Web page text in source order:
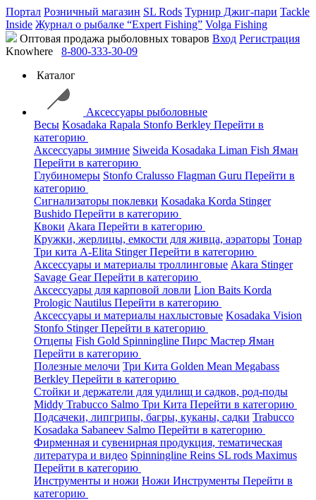
Портал Розничный магазин SL Rods Турнир Джиг-пари Tackle
Inside Журнал о рыбалке “Expert Fishing” Volga Fishing
Оптовая продажа рыболовных товаров Вход Регистрация
Knowhere
8-800-333-30-09
Каталог
Аксессуары рыболовные
Весы Kosadaka Rapala Stonfo Berkley Перейти в
категорию
Аксессуары зимние Siweida Kosadaka Liman Fish Яман
Перейти в категорию
Глубиномеры Stonfo Cralusso Flagman Guru Перейти в
категорию
Сигнализаторы поклевки Kosadaka Korda Stinger
Bushido Перейти в категорию
Квоки Akara Перейти в категорию
Кружки, жерлицы, емкости для живца, аэраторы Тонар
Три кита A-Elita StingerПерейти в категорию
Аксессуары и материалы троллинговые Akara Stinger
Savage GearПерейти в категорию
Аксессуары для карповой ловли Lion Baits Korda
Prologic Nautilus Перейти в категорию
Аксессуары и материалы нахлыстовые Kosadaka Vision
Stonfo StingerПерейти в категорию
Отцепы Fish Gold Spinningline Пирс Мастер Яман
Перейти в категорию
Полезные мелочи Три Кита Golden Mean Megabass
Berkley Перейти в категорию
Стойки и держатели для удилищ и садков, род-поды
Middy Trabucco Salmo Три Кита Перейти в категорию
Подсачеки, липгрипы, багры, куканы, садки Trabucco
Kosadaka Sabaneev Salmo Перейти в категорию
Фирменная и сувенирная продукция, тематическая
литература и видео Spinningline Reins SL rods Maximus
Перейти в категорию
Инструменты и ножи Ножи Инструменты Перейти в
категорию